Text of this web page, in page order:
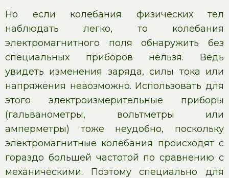
Но если колебания физических тел
наблюдать легко, то колебания
электромагнитного поля обнаружить без
специальных приборов нельзя. Ведь
увидеть изменения заряда, силы тока или
напряжения невозможно. Использовать для
этого электроизмерительные приборы
(гальванометры, вольтметры или
амперметры) тоже неудобно, поскольку
электромагнитные колебания происходят с
гораздо большей частотой по сравнению с
механическими. Поэтому специально для